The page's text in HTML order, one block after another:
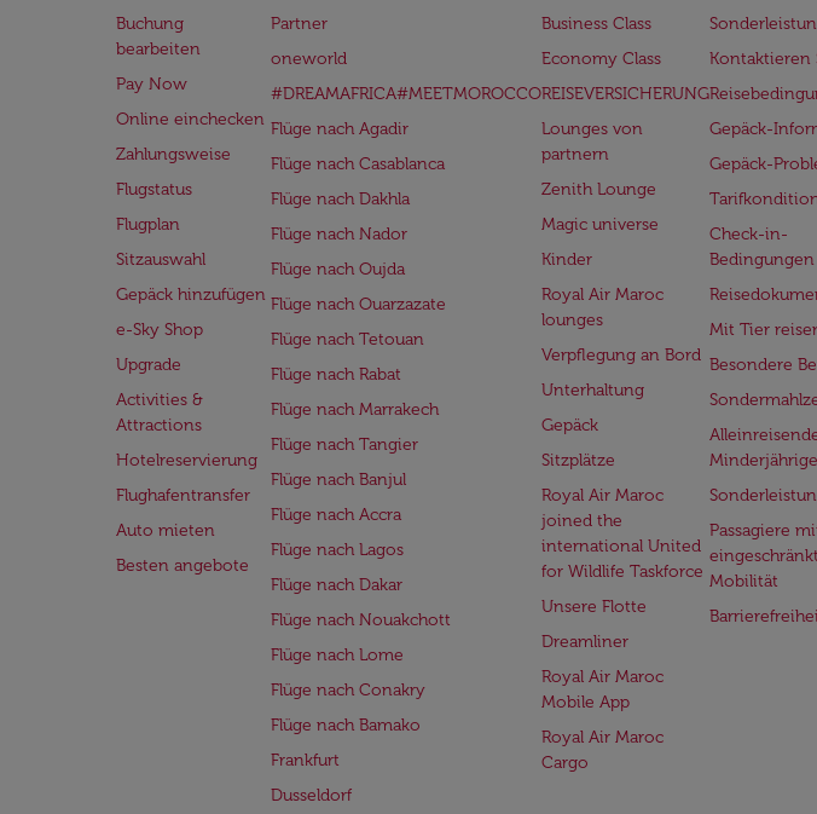
Buchung
bearbeiten
Pay Now
Online einchecken
Zahlungsweise
Flugstatus
Flugplan
Sitzauswahl
Gepäck hinzufügen
e-Sky Shop
Upgrade
Activities &
Attractions
Hotelreservierung
Flughafentransfer
Auto mieten
Besten angebote
Partner
oneworld
#DREAMAFRICA#MEETMOROCCO
Flüge nach Agadir
Flüge nach Casablanca
Flüge nach Dakhla
Flüge nach Nador
Flüge nach Oujda
Flüge nach Ouarzazate
Flüge nach Tetouan
Flüge nach Rabat
Flüge nach Marrakech
Flüge nach Tangier
Flüge nach Banjul
Flüge nach Accra
Flüge nach Lagos
Flüge nach Dakar
Flüge nach Nouakchott
Flüge nach Lome
Flüge nach Conakry
Flüge nach Bamako
Frankfurt
Dusseldorf
Business Class
Economy Class
REISEVERSICHERUNG
Lounges von
partnern
Zenith Lounge
Magic universe
Kinder
Royal Air Maroc
lounges
Verpflegung an Bord
Unterhaltung
Gepäck
Sitzplätze
Royal Air Maroc
joined the
international United
for Wildlife Taskforce
Unsere Flotte
Dreamliner
Royal Air Maroc
Mobile App
Royal Air Maroc
Cargo
Kontaktieren
Gepäck-
Gepäck-
Check-in-
Bedingungen
Mit Tier
Besondere
Minderjährige
Passagiere
Mobilität